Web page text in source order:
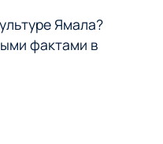
Ямала?
фактами в